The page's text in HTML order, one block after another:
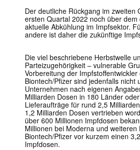
Der deutliche Rückgang im
ersten Quartal 2022 noch über
aktuelle Abkühlung im Impfsektor.
andere ist daher die zukünftige
Die viel beschriebene Herbstwelle
Parteizugehörigkeit – vulnerable
Vorbereitung der
Biontech/Pfizer sind jedenfalls
Unternehmen nach eigenen
Milliarden Dosen in 180 Länder
Lieferaufträge für rund 2,5
1,2 Milliarden Dosen vertrieben
über 600 Millionen Impfdosen
Millionen bei Moderna und
Biontech/Pfizer vor kurzem einen
Impfdosen.